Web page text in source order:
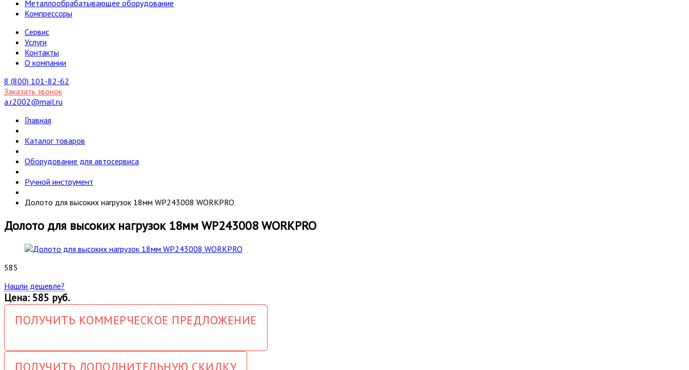
Металлообрабатывающее оборудование
Компрессоры
Cервис
Услуги
Контакты
О компании
8 (800) 101-82-62
Заказать звонок
a.r2002@mail.ru
Главная
Каталог товаров
Оборудование для автосервиса
Ручной инструмент
Долото для высоких нагрузок 18мм WP243008 WORKPRO
Долото для высоких нагрузок 18мм WP243008 WORKPRO
585
Нашли дешевле?
Цена: 585 руб.
ПОЛУЧИТЬ КОММЕРЧЕСКОЕ ПРЕДЛОЖЕНИЕ
ПОЛУЧИТЬ ДОПОЛНИТЕЛЬНУЮ СКИДКУ